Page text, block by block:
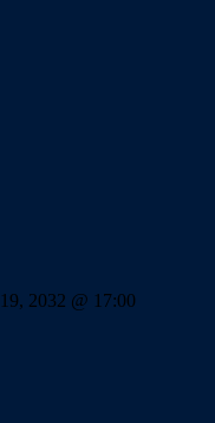
2032 @ 17:00